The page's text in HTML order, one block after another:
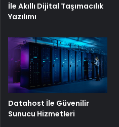
İle Akıllı Dijital Taşımacılık
Yazılımı
Datahost İle Güvenilir
Sunucu Hizmetleri